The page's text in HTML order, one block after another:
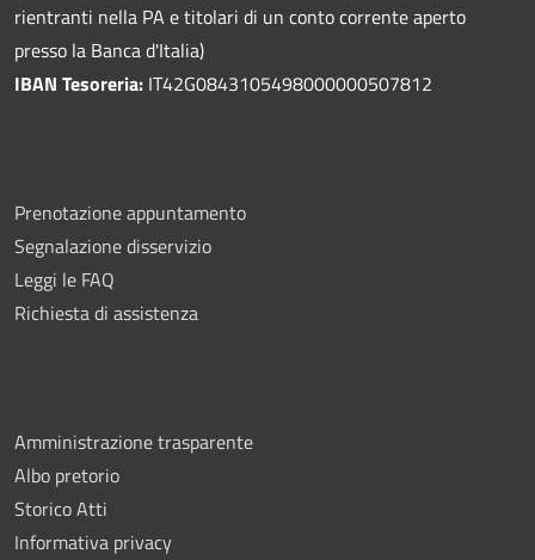
rientranti nella PA e titolari di un conto corrente aperto
presso la Banca d'Italia)
IBAN Tesoreria: IT42G0843105498000000507812
Prenotazione appuntamento
Segnalazione disservizio
Leggi le FAQ
Richiesta di assistenza
Amministrazione trasparente
Albo pretorio
Storico Atti
Informativa privacy